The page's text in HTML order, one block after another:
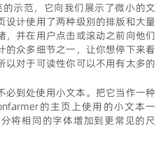
示范，它向我们展示了微小的文
设计使用了两种级别的排版和大量
，并在用户点击或滚动之前向他们
的众多细节之一，让你想停下来看
以对于可读性你可以不用有太多的
必到处使用小文本。把它当作一种
的主页上使用的小文本一
将相同的字体增加到更常见的尺